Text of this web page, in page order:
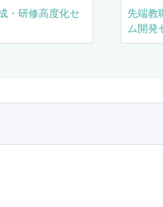
・研修高度化セ
先端教
ム開発